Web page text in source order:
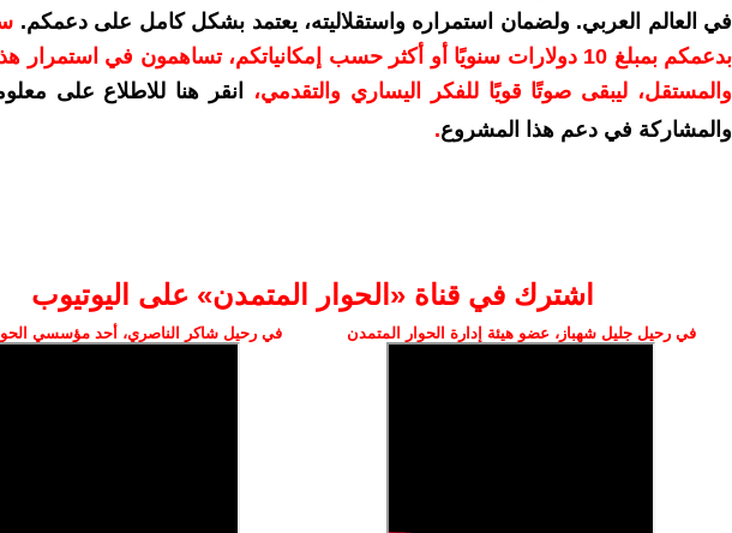
في العالم العربي. ولضمان استمراره واستقلاليته، يعتمد بشكل كامل على دعمكم.
بدعمكم بمبلغ 10 دولارات سنويًا أو أكثر حسب إمكانياتكم، تساهمون في استمرار
والمستقل، ليبقى صوتًا قويًا للفكر اليساري والتقدمي،
انقر هنا للاطلاع على
والمشاركة في دعم هذا المشروع.
اشترك في قناة ‫«الحوار المتمدن» على اليوتيوب
في رحيل جليل شهباز، عضو هيئة إدارة الحوار المتمدن في رحيل شاكر الناصري، أحد مؤسسي